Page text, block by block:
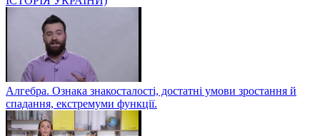
Алгебра. Ознака знакосталості, достатні умови зростання й
спадання, екстремуми функції.